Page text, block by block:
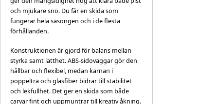
och mjukare snö. Du får en skida som
fungerar hela säsongen och i de flesta
förhållanden.
Konstruktionen är gjord för balans mellan
styrka samt lätthet. ABS-sidoväggar gör den
hållbar och flexibel, medan kärnan i
poppelträ och glasfiber bidrar till stabilitet
och lekfullhet. Det ger en skida som både
carvar fint och uppmuntrar till kreativ åkning.